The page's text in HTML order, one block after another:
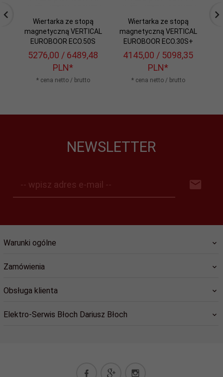
Wiertarka ze stopą
magnetyczną VERTICAL
EUROBOOR ECO.50S
5276,00 / 6489,48
PLN*
* cena netto / brutto
Wiertarka ze stopą
magnetyczną VERTICAL
EUROBOOR ECO.30S+
4145,00 / 5098,35
PLN*
* cena netto / brutto
NEWSLETTER
-- wpisz adres e-mail --
Warunki ogólne
Zamówienia
Obsługa klienta
Elektro-Serwis Błoch Dariusz Błoch